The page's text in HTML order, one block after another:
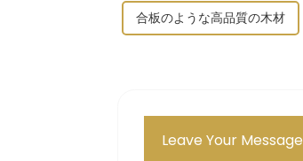
合板のような高品質の木材
Leave Your Message